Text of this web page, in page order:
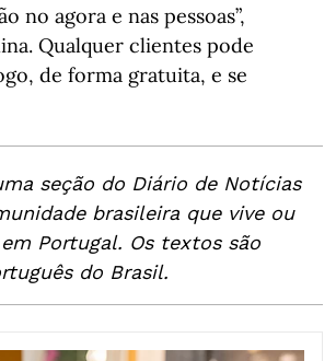
no agora e nas pessoas”,
Qualquer clientes pode
de forma gratuita, e se
seção do Diário de Notícias
brasileira que vive ou
Portugal. Os textos são
do Brasil.